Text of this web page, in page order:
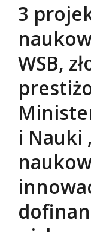
3
WSB,
i Nauki